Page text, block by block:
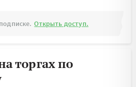
Открыть доступ.
торгах по